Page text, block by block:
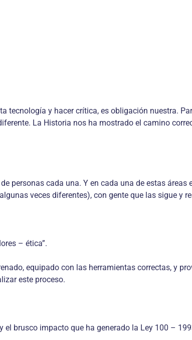
tecnología y hacer crítica, es obligación nuestra.
La Historia nos ha mostrado el camino
personas cada una. Y en cada una de estas áreas
veces diferentes), con gente que las sigue y
– ética”.
equipado con las herramientas correctas, y
este proceso.
brusco impacto que ha generado la Ley 100 –